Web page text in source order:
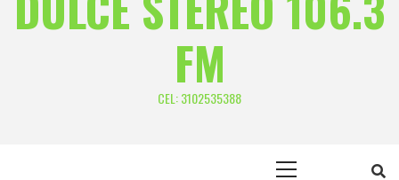
FM
CEL: 3102535388